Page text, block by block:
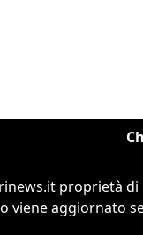
proprietà di
viene aggiornato